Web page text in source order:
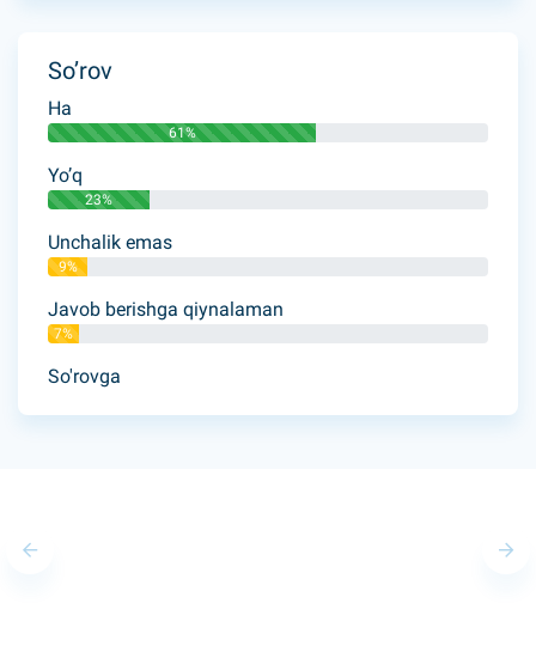
So’rov
Ha
61%
Yo’q
23%
Unchalik emas
9%
Javob berishga qiynalaman
7%
So'rovga